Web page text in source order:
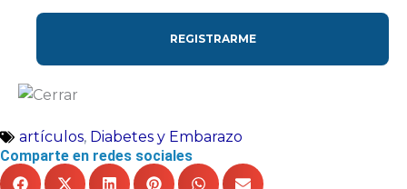
artículos, Diabetes y Embarazo
Comparte en redes sociales